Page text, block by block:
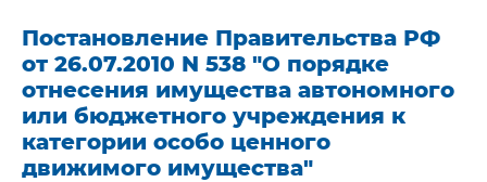
Постановление Правительства РФ
от 26.07.2010 N 538 "О порядке
отнесения имущества автономного
или бюджетного учреждения к
категории особо ценного
движимого имущества"